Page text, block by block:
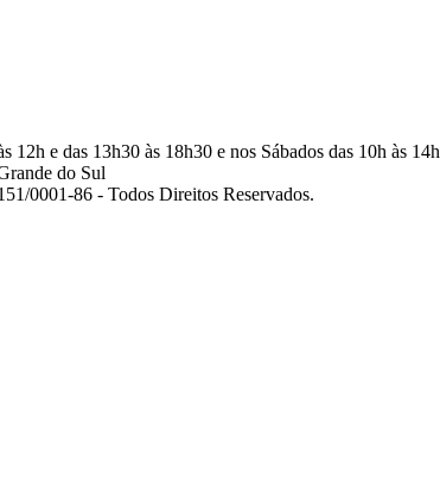
12h e das 13h30 às 18h30 e nos Sábados das 10h às 14h
do Sul
0001-86 - Todos Direitos Reservados.